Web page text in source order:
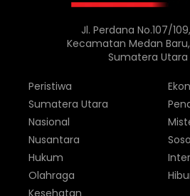
Jl. Perdana No.107/
Kecamatan Medan
Sumatera Utara
Peristiwa
Sumatera Utara
Nasional
Nusantara
Hukum
Olahraga
Kesehatan